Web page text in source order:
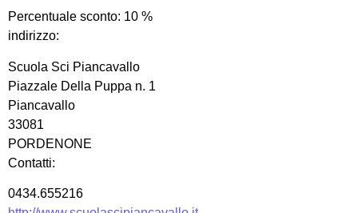
Percentuale sconto: 10 %
indirizzo:
Scuola Sci Piancavallo
Piazzale Della Puppa n. 1
Piancavallo
33081
PORDENONE
Contatti:
0434.655216